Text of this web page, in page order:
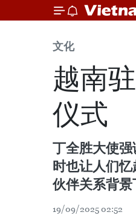
文化
越南
仪式
丁全胜大使
时也让人们
伙伴关系背景
19/09/2025 02:52